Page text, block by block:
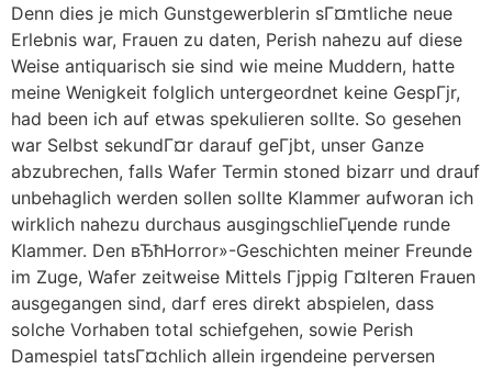
Denn dies je mich Gunstgewerblerin sГ¤mtliche neue
Erlebnis war, Frauen zu daten, Perish nahezu auf diese
Weise antiquarisch sie sind wie meine Muddern, hatte
meine Wenigkeit folglich untergeordnet keine GespГјr,
had been ich auf etwas spekulieren sollte. So gesehen
war Selbst sekundГ¤r darauf geГјbt, unser Ganze
abzubrechen, falls Wafer Termin stoned bizarr und drauf
unbehaglich werden sollen sollte Klammer aufworan ich
wirklich nahezu durchaus ausgingschlieГџende runde
Klammer. Den вЂћHorror»-Geschichten meiner Freunde
im Zuge, Wafer zeitweise Mittels Гјppig Г¤lteren Frauen
ausgegangen sind, darf eres direkt abspielen, dass
solche Vorhaben total schiefgehen, sowie Perish
Damespiel tatsГ¤chlich allein irgendeine perversen